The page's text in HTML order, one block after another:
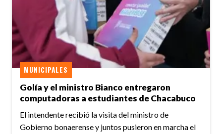
Golía y el ministro Bianco entregaron
computadoras a estudiantes de Chacabuco
MUNICIPALES
El intendente recibió la visita del ministro de
Gobierno bonaerense y juntos pusieron en marcha el